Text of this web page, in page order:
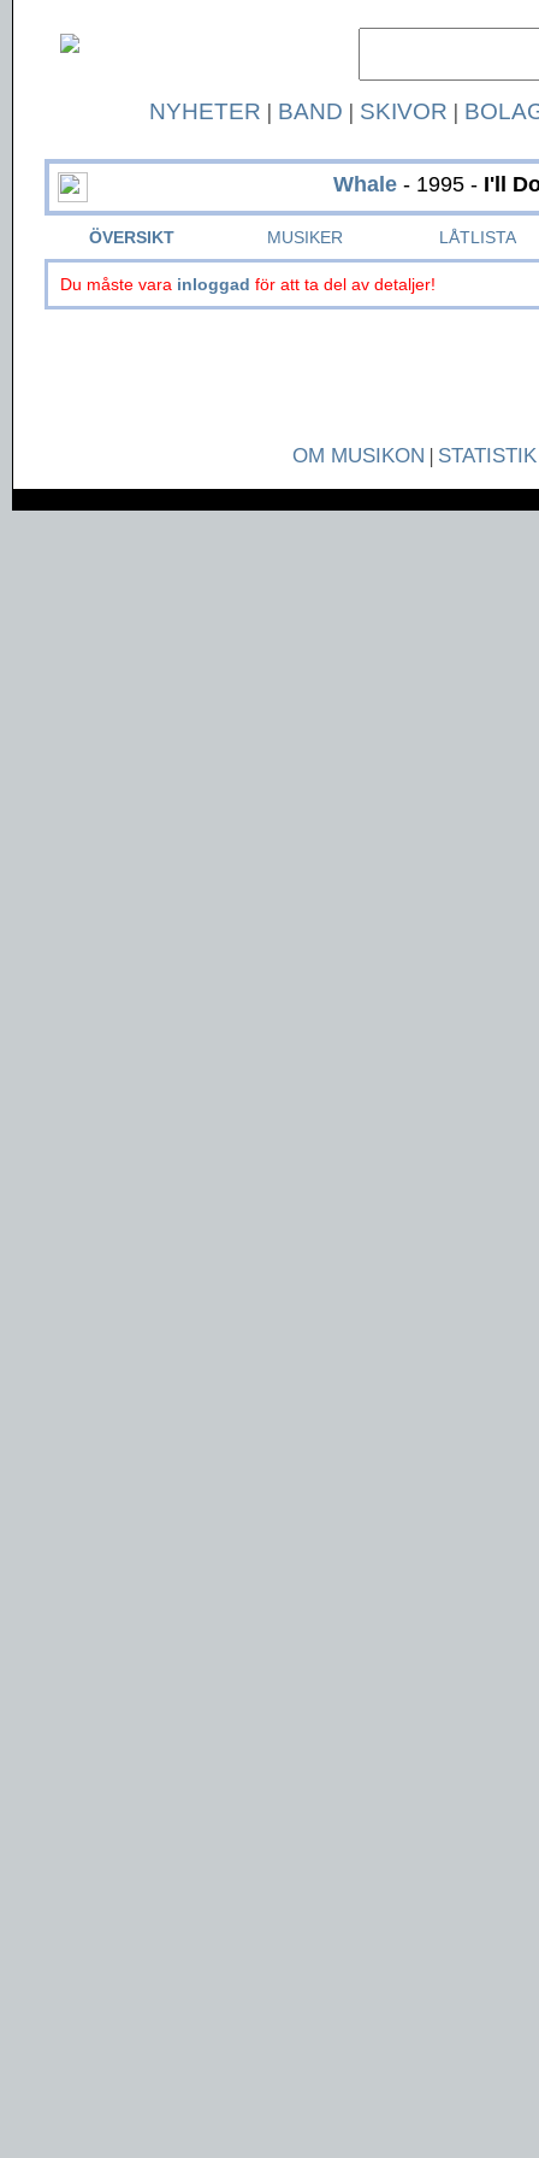
NYHETER | BAND | SKIVOR |
Whale- 1995 - I'll
ÖVERSIKT MUSIKER LÅTLISTA
Du måste vara inloggad för att ta del av detaljer!
OM MUSIKON | STATISTIK